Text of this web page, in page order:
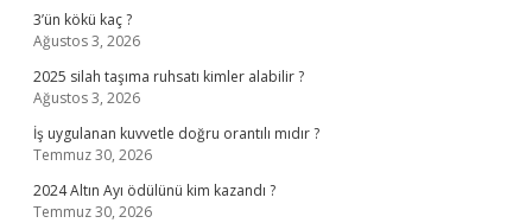
3’ün kökü kaç ?
Ağustos 3, 2026
2025 silah taşıma ruhsatı kimler alabilir ?
Ağustos 3, 2026
İş uygulanan kuvvetle doğru orantılı mıdır ?
Temmuz 30, 2026
2024 Altın Ayı ödülünü kim kazandı ?
Temmuz 30, 2026